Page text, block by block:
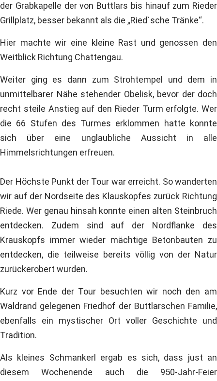
der Grabkapelle der von Buttlars bis hinauf zum Rieder
Grillplatz, besser bekannt als die „Ried`sche Tränke“.
Hier machte wir eine kleine Rast und genossen den
Weitblick Richtung Chattengau.
Weiter ging es dann zum Strohtempel und dem in
unmittelbarer Nähe stehender Obelisk, bevor der doch
recht steile Anstieg auf den Rieder Turm erfolgte. Wer
die 66 Stufen des Turmes erklommen hatte konnte
sich über eine unglaubliche Aussicht in alle
Himmelsrichtungen erfreuen.
Der Höchste Punkt der Tour war erreicht. So wanderten
wir auf der Nordseite des Klauskopfes zurück Richtung
Riede. Wer genau hinsah konnte einen alten Steinbruch
entdecken. Zudem sind auf der Nordflanke des
Krauskopfs immer wieder mächtige Betonbauten zu
entdecken, die teilweise bereits völlig von der Natur
zurückerobert wurden.
Kurz vor Ende der Tour besuchten wir noch den am
Waldrand gelegenen Friedhof der Buttlarschen Familie,
ebenfalls ein mystischer Ort voller Geschichte und
Tradition.
Als kleines Schmankerl ergab es sich, dass just an
diesem Wochenende auch die 950-Jahr-Feier